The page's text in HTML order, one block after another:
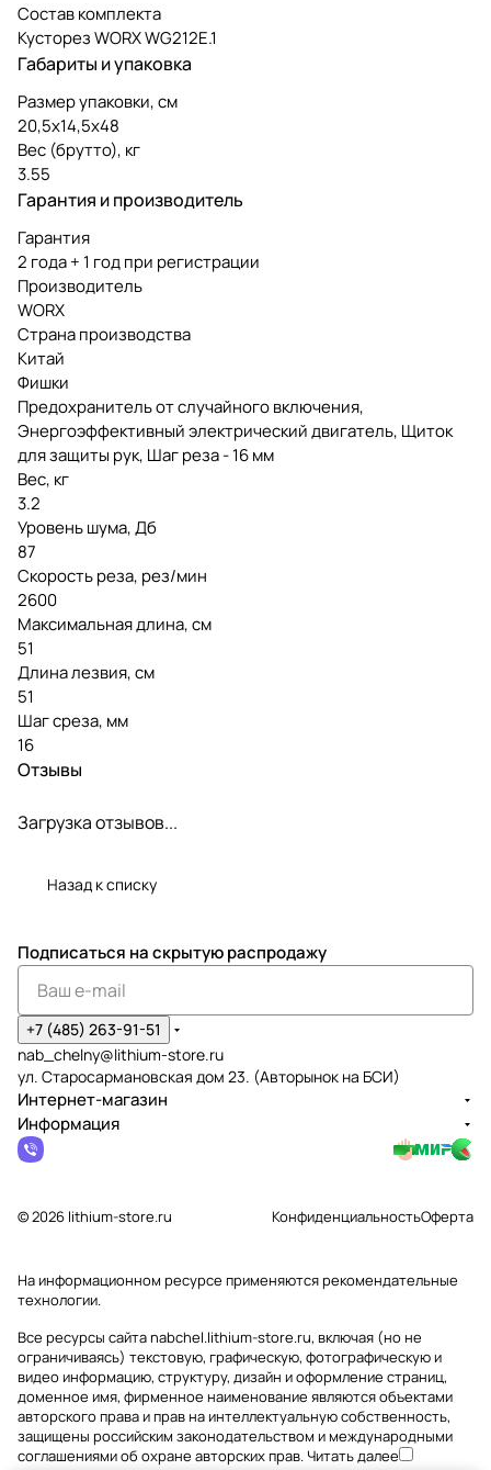
Состав комплекта
Кусторез WORX WG212E.1
Габариты и упаковка
Размер упаковки, см
20,5х14,5х48
Вес (брутто), кг
3.55
Гарантия и производитель
Гарантия
2 года + 1 год при регистрации
Производитель
WORX
Страна производства
Китай
Фишки
Предохранитель от случайного включения,
Энергоэффективный электрический двигатель, Щиток
для защиты рук, Шаг реза - 16 мм
Вес, кг
3.2
Уровень шума, Дб
87
Скорость реза, рез/мин
2600
Максимальная длина, см
51
Длина лезвия, см
51
Шаг среза, мм
16
Отзывы
Загрузка отзывов...
Назад к списку
Подписаться на скрытую распродажу
+7 (485) 263-91-51
nab_chelny@lithium-store.ru
ул. Старосармановская дом 23. (Авторынок на БСИ)
Интернет-магазин
Информация
© 2026 lithium-store.ru КонфиденциальностьОферта
На информационном ресурсе применяютсярекомендательные
технологии.
Все ресурсы сайта nabchel.lithium-store.ru, включая (но не
ограничиваясь) текстовую, графическую, фотографическую и
видео информацию, структуру, дизайн и оформление страниц,
доменное имя, фирменное наименование являются объектами
авторского права и прав на интеллектуальную собственность,
защищены российским законодательством и международными
соглашениями об охране авторских прав.Читать далее